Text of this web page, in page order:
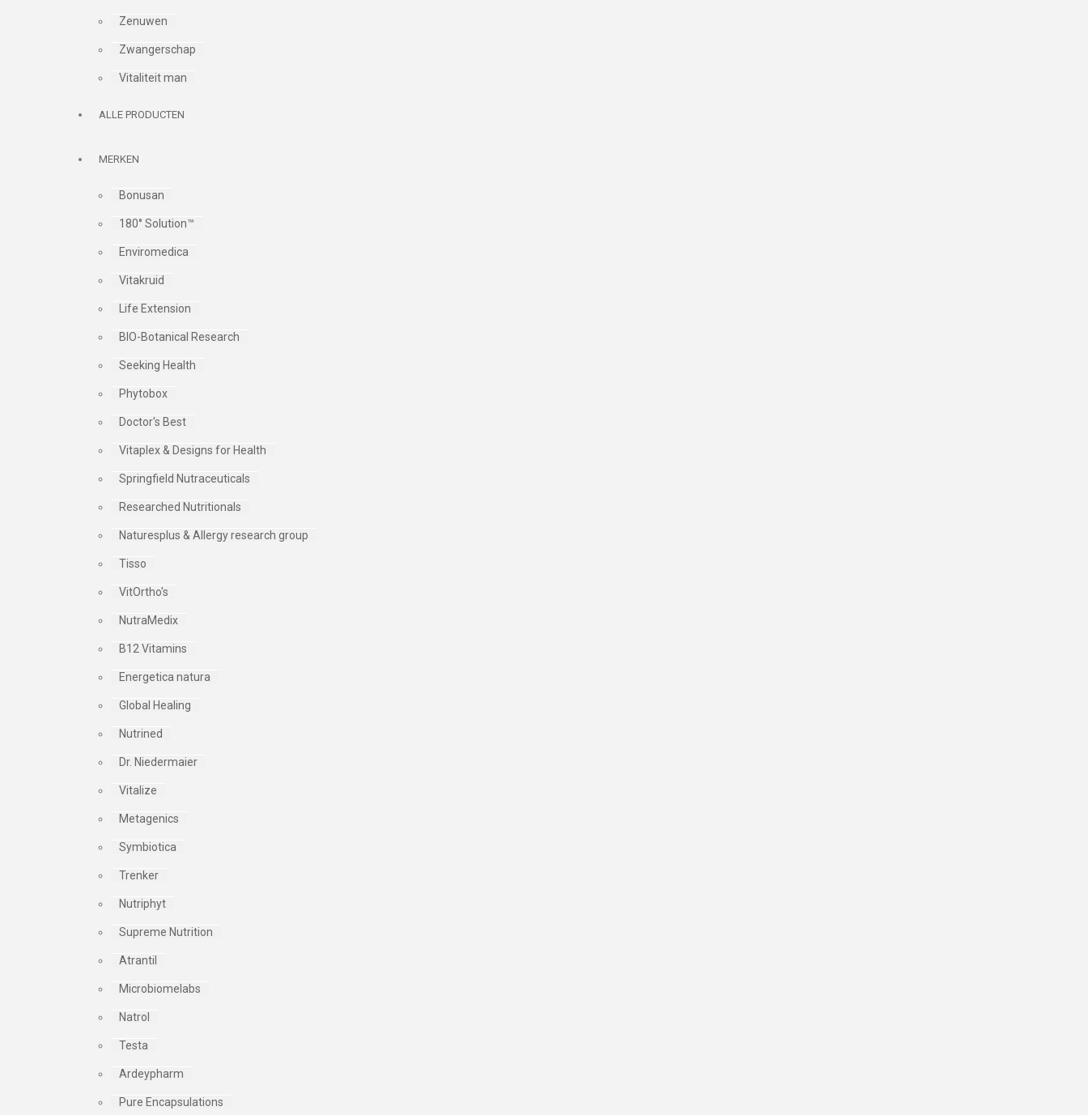
Zenuwen
Zwangerschap
Vitaliteit man
ALLE PRODUCTEN
MERKEN
Bonusan
180° Solution™
Enviromedica
Vitakruid
Life Extension
BIO-Botanical Research
Seeking Health
Phytobox
Doctor's Best
Vitaplex & Designs for Health
Springfield Nutraceuticals
Researched Nutritionals
Naturesplus & Allergy research group
Tisso
VitOrtho's
NutraMedix
B12 Vitamins
Energetica natura
Global Healing
Nutrined
Dr. Niedermaier
Vitalize
Metagenics
Symbiotica
Trenker
Nutriphyt
Supreme Nutrition
Atrantil
Microbiomelabs
Natrol
Testa
Ardeypharm
Pure Encapsulations